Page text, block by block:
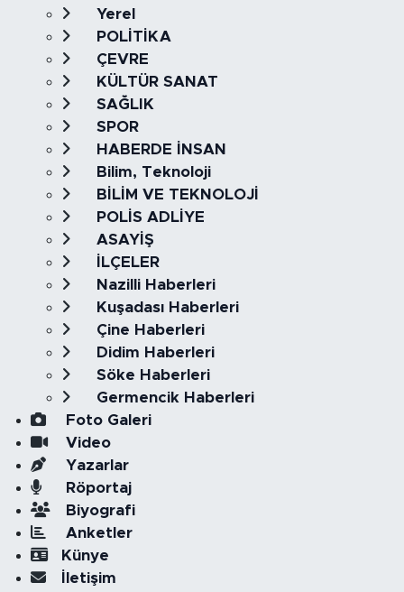
Yerel
POLİTİKA
ÇEVRE
KÜLTÜR SANAT
SAĞLIK
SPOR
HABERDE İNSAN
Bilim, Teknoloji
BİLİM VE TEKNOLOJİ
POLİS ADLİYE
ASAYİŞ
İLÇELER
Nazilli Haberleri
Kuşadası Haberleri
Çine Haberleri
Didim Haberleri
Söke Haberleri
Germencik Haberleri
Foto Galeri
Video
Yazarlar
Röportaj
Biyografi
Anketler
Künye
İletişim